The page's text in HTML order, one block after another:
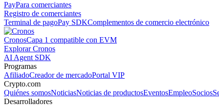
PayPara comerciantes
Registro de comerciantes
Terminal de pagoPay SDKComplementos de comercio electrónico
CronosCapa 1 compatible con EVM
Explorar Cronos
AI Agent SDK
Programas
AfiliadoCreador de mercadoPortal VIP
Crypto.com
Quiénes somosNoticiasNoticias de productosEventosEmpleoSocios
Desarrolladores